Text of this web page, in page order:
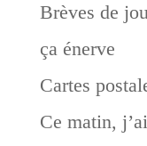
Brèves de
ça énerve
Cartes
Ce matin,